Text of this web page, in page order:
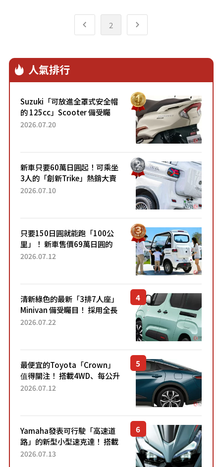
2
人氣排行
Suzuki「可放進全罩式安全帽
的 125cc」Scooter 備受矚
目！採用全新流線設計與各項
2026.07.20
新車只要60萬日圓起！可乘坐
3人的「創新Trike」熱銷大賣
成為人氣車款！「養車成本真
2026.07.10
只要150日圓就能跑「100公
里」！ 新車售價69萬日圓的
「3人座」Trike大受歡迎！ 順
2026.07.12
清新綠色的最新「3排7人座」
Minivan 備受矚目！ 採用全長
4.7公尺剛剛好的車身尺寸與
2026.07.22
最便宜的Toyota「Crown」
值得關注！ 搭載4WD、每公升
22.4公里低油耗表現超亮眼！
2026.07.12
Yamaha發表可行駛「高速道
路」的新型小型速克達！ 搭載
能享受超強勁「渦輪感」的動
2026.07.13